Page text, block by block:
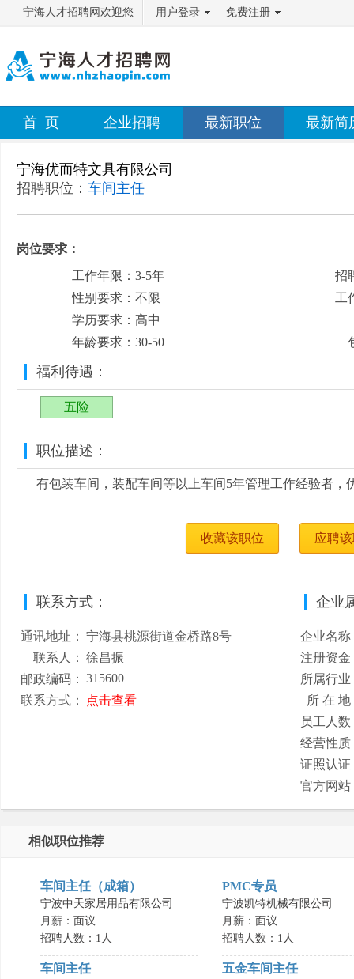
宁海人才招聘网欢迎您 用户登录 免费注册
首 页 企业招聘 最新职位 最新简
宁海优而特文具有限公司
招聘职位： 车间主任
岗位要求：
工作年限：3-5年
性别要求：不限
学历要求：高中
年龄要求：30-50
招
工
福利待遇：
五险
职位描述：
有包装车间，装配车间等以上车间5年管理工作经验者，
收藏该职位 应聘
联系方式：
通讯地址：
宁海县桃源街道金桥路8号
联系人：
徐昌振
邮政编码：
315600
联系方式：
点击查看
企业
企业名称
注册资金
所属行业
所 在 地
员工人数
经营性质
证照认证
官方网站
相似职位推荐
车间主任（成箱）
宁波中天家居用品有限公司
月薪：面议
招聘人数：1人
PMC专员
宁波凯特机械有限公司
月薪：面议
招聘人数：1人
车间主任 五金车间主任